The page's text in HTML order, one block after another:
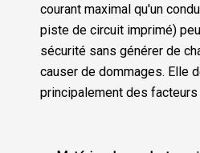
courant maximal qu'un
piste de circuit imprimé)
sécurité sans générer de
causer de dommages. Elle
principalement des facteurs